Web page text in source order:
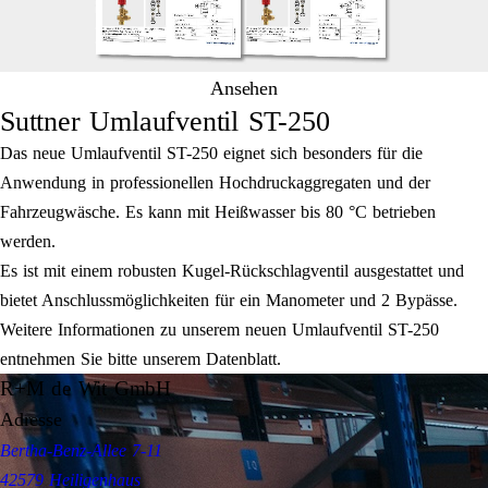
Ansehen
Suttner Umlaufventil ST-250
Das neue Umlaufventil ST-250 eignet sich besonders für die
Anwendung in professionellen Hochdruckaggregaten und der
Fahrzeugwäsche. Es kann mit Heißwasser bis 80 °C betrieben
werden.
Es ist mit einem robusten Kugel-Rückschlagventil ausgestattet und
bietet Anschlussmöglichkeiten für ein Manometer und 2 Bypässe.
Weitere Informationen zu unserem neuen Umlaufventil ST-250
entnehmen Sie bitte unserem Datenblatt.
R+M de Wit GmbH
Adresse
Bertha-Benz-Allee 7-11
42579 Heiligenhaus